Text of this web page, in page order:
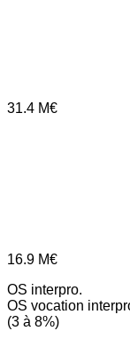
31.4 M€
16.9 M€
OS interpro.
OS vocation
(3 à 8%)